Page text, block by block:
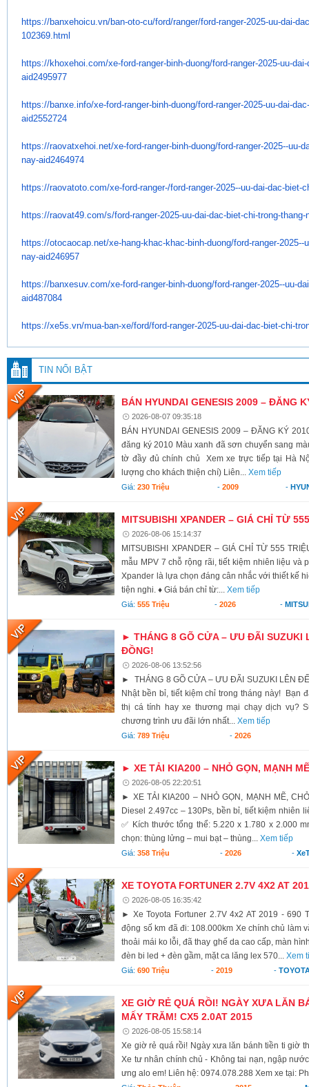
https://banxehoicu.vn/ban-oto-cu/ford/ranger/ford-ranger-2025-uu-dai-
102369.html
https://khoxehoi.com/xe-ford-ranger-binh-duong/ford-ranger-2025-uu-
aid2495977
https://banxe.info/xe-ford-ranger-binh-duong/ford-ranger-2025-uu-dai-
aid2552724
https://raovatxehoi.net/xe-ford-ranger-binh-duong/ford-ranger-2025--uu-
nay-aid2464974
https://raovatoto.com/xe-ford-ranger-/ford-ranger-2025--uu-dai-dac-biet-
https://raovat49.com/s/ford-ranger-2025-uu-dai-dac-biet-chi-trong-thang-
https://otocaocap.net/xe-hang-khac-khac-binh-duong/ford-ranger-2025--
nay-aid246957
https://banxesuv.com/xe-ford-ranger-binh-duong/ford-ranger-2025--uu-
aid487084
https://xe5s.vn/mua-ban-xe/ford/ford-ranger-2025-uu-dai-dac-biet-chi-
TIN NỔI BẬT
BÁN HYUNDAI GENESIS 2009 – ĐĂNG
2026-08-07 09:35:18
BÁN HYUNDAI GENESIS 2009 – ĐĂNG KÝ
đăng ký 2010 Màu xanh đã sơn chuyển sang
tờ đầy đủ chính chủ Xem xe trực tiếp tại Hà
lượng cho khách thiện chí) Liên...Xem tiếp
Giá:230 Triệu - 2009 -
MITSUBISHI XPANDER – GIÁ CHỈ TỪ
2026-08-06 15:14:37
MITSUBISHI XPANDER – GIÁ CHỈ TỪ 555
mẫu MPV 7 chỗ rộng rãi, tiết kiệm nhiên liệu và
Xpander là lựa chọn đáng cân nhắc với thiết kế
tiện nghi. ♦ Giá bán chỉ từ:...Xem tiếp
Giá:555 Triệu - 2026 -
► THÁNG 8 GÕ CỬA – ƯU ĐÃI SUZUKI
ĐỒNG!
2026-08-06 13:52:56
► THÁNG 8 GÕ CỬA – ƯU ĐÃI SUZUKI LÊN
Nhật bền bỉ, tiết kiệm chỉ trong tháng này! Bạn
thị cá tính hay xe thương mại chạy dịch vụ?
chương trình ưu đãi lớn nhất...Xem tiếp
Giá:789 Triệu - 2026
► XE TẢI KIA200 – NHỎ GỌN, MẠNH
2026-08-05 22:20:51
► XE TẢI KIA200 – NHỎ GỌN, MẠNH MẼ,
Diesel 2.497cc – 130Ps, bền bỉ, tiết kiệm nhiên
✅ Kích thước tổng thể: 5.220 x 1.780 x 2.000
chọn: thùng lửng – mui bạt – thùng...Xem tiếp
Giá:358 Triệu -2026 -
XE TOYOTA FORTUNER 2.7V 4X2 AT
2026-08-05 16:35:42
► Xe Toyota Fortuner 2.7V 4x2 AT 2019 - 690
động số km đã đi: 108.000km Xe chính chủ làm
thoải mái ko lỗi, đã thay ghế da cao cấp, màn
đèn bi led + đèn gầm, mặt ca lăng lex 570...Xem
Giá:690 Triệu -2019 -
XE GIỜ RẺ QUÁ RỒI! NGÀY XƯA LĂN
MẤY TRĂM! CX5 2.0AT 2015
2026-08-05 15:58:14
Xe giờ rẻ quá rồi! Ngày xưa lăn bánh tiền ti giờ
Xe tư nhân chính chủ - Không tai nạn, ngập
ưng alo em! Liên hệ: 0974.078.288 Xem xe tại: